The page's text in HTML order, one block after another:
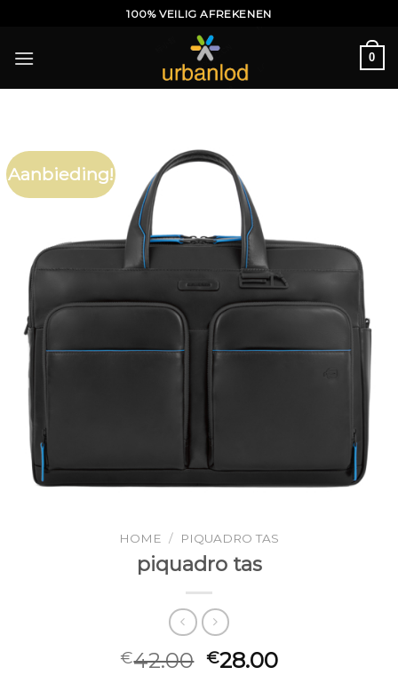
inhoud
100% VEILIG AFREKENEN
0
Aanbieding!
HOME / PIQUADRO TAS
piquadro tas
€42.00 €28.00